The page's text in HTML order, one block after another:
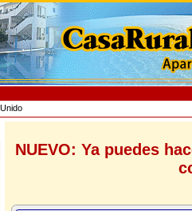
NUEVO: Ya puedes